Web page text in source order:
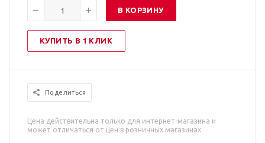
В КОРЗИНУ
КУПИТЬ В 1 КЛИК
Поделиться
Цена действительна только для интернет-магазина и
может отличаться от цен в розничных магазинах